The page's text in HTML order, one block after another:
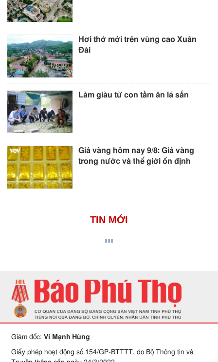
Hơi thở mới trên vùng cao Xuân
Đài
Làm giàu từ con tằm ăn lá sắn
Giá vàng hôm nay 9/8: Giá vàng
trong nước và thế giới ổn định
TIN MỚI
Giám đốc: Vi Mạnh Hùng
Giấy phép hoạt động số 154/GP-BTTTT, do Bộ Thông tin và